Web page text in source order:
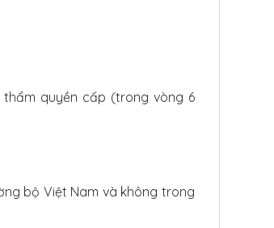
quyền cấp (trong vòng 6
bộ Việt Nam và không trong